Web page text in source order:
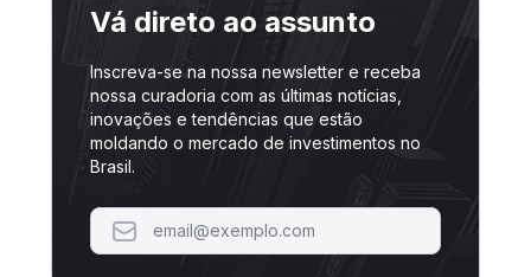
Vá direto ao assunto
Inscreva-se na nossa newsletter e receba
nossa curadoria com as últimas notícias,
inovações e tendências que estão
moldando o mercado de investimentos no
Brasil.